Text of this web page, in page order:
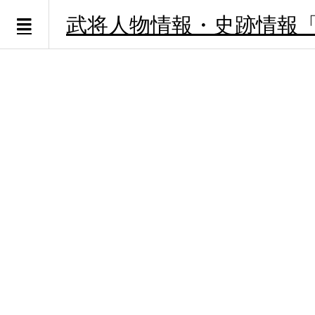
武将人物情報・史跡情報